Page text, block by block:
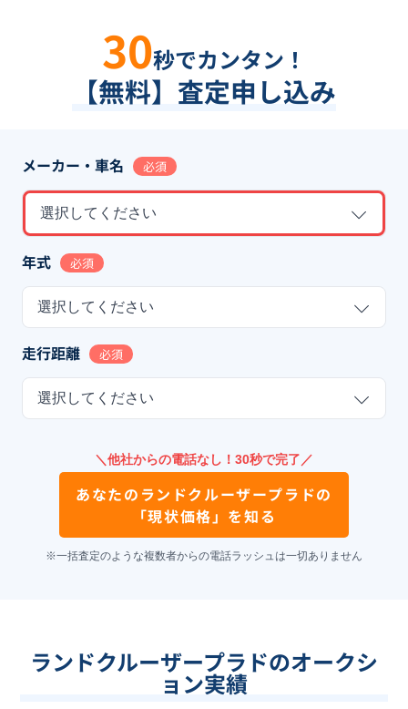
30秒でカンタン！
【無料】査定申し込み
メーカー・車名 必須
選択してください
年式 必須
選択してください
走行距離 必須
選択してください
＼他社からの電話なし！30秒で完了／
あなたの ランドクルーザープラドの
「現状価格」を知る
※一括査定のような複数者からの電話ラッシュは一切ありません
ランドクルーザープラドのオークシ
ョン実績